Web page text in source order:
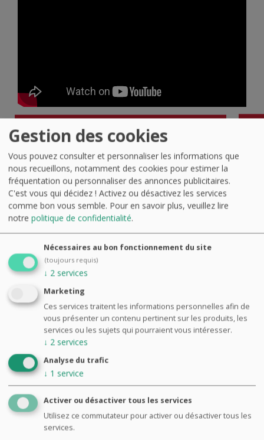
SPÉCIALEMENT POURLES
PRATICIENS
Gestion des cookies
Vous pouvez consulter et personnaliser les informations que
nous recueillons, notamment des cookies pour estimer la
fréquentation ou personnaliser des annonces publicitaires.
C'est vous qui décidez ! Activez ou désactivez les services
comme bon vous semble. Pour en savoir plus, veuillez lire
notre politique de confidentialité.
Nécessaires au bon fonctionnement du site
(toujours requis)
↓ 2 services
Marketing
Ces services traitent les informations personnelles afin de
vous présenter un contenu pertinent sur les produits, les
services ou les sujets qui pourraient vous intéresser.
↓ 2 services
Analyse du trafic
↓ 1 service
Activer ou désactiver tous les services
Utilisez ce commutateur pour activer ou désactiver tous les
services.